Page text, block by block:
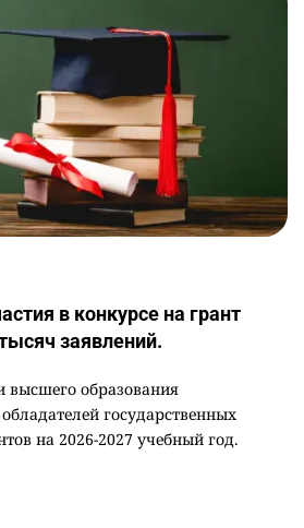
в конкурсе на грант
заявлений.
высшего образования
государственных
на 2026-2027 учебный год.